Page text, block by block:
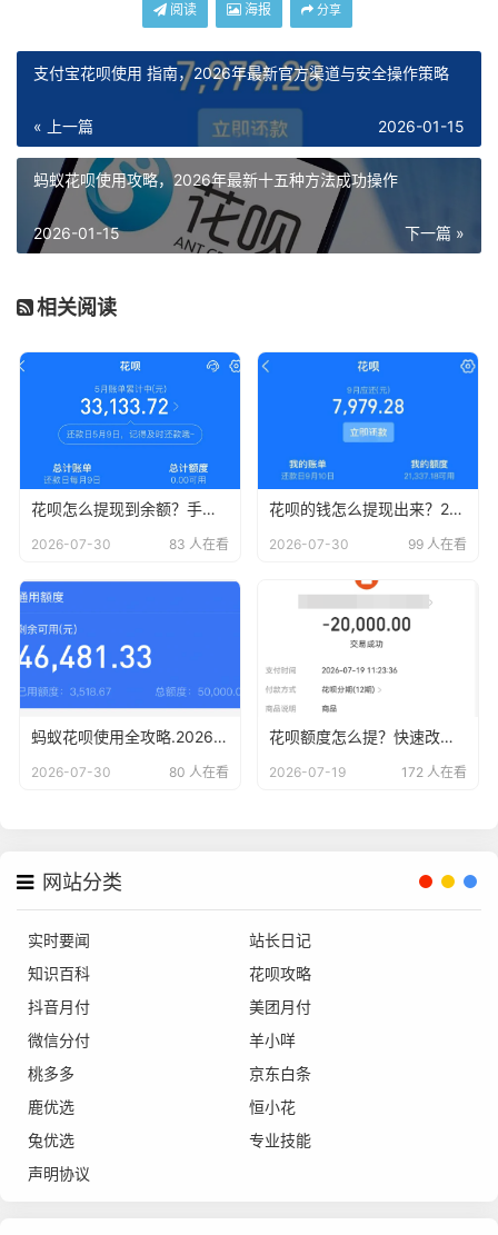
阅读 海报 分享
支付宝花呗使用 指南，2026年最新官方渠道与安全操作策略
« 上一篇 2026-01-15
蚂蚁花呗使用攻略，2026年最新十五种方法成功操作
下一篇 »
2026-01-15
相关阅读
花呗怎么提现到余额？手把手教你正确姿势，小白必看！
2026-07-30 83 人在看
花呗的钱怎么提现出来？2026年最新宝藏攻略，手把手教你快速搞定！
2026-07-30 99 人在看
蚂蚁花呗使用全攻略.2026版最新15种方法解析与风险警示
2026-07-30 80 人在看
花呗额度怎么提？快速改善资金周转的合规方法
2026-07-19 172 人在看
网站分类
实时要闻
站长日记
知识百科
花呗攻略
抖音月付
美团月付
微信分付
羊小咩
桃多多
京东白条
鹿优选
恒小花
兔优选
专业技能
声明协议